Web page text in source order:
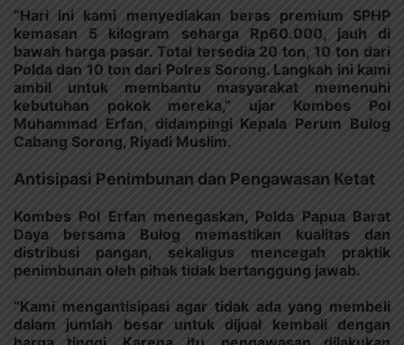
“Hari ini kami menyediakan beras premium SPHP
kemasan 5 kilogram seharga Rp60.000, jauh di
bawah harga pasar. Total tersedia 20 ton, 10 ton dari
Polda dan 10 ton dari Polres Sorong. Langkah ini kami
ambil untuk membantu masyarakat memenuhi
kebutuhan pokok mereka,” ujar Kombes Pol
Muhammad Erfan, didampingi Kepala Perum Bulog
Cabang Sorong, Riyadi Muslim.
Antisipasi Penimbunan dan Pengawasan Ketat
Kombes Pol Erfan menegaskan, Polda Papua Barat
Daya bersama Bulog memastikan kualitas dan
distribusi pangan, sekaligus mencegah praktik
penimbunan oleh pihak tidak bertanggung jawab.
“Kami mengantisipasi agar tidak ada yang membeli
dalam jumlah besar untuk dijual kembali dengan